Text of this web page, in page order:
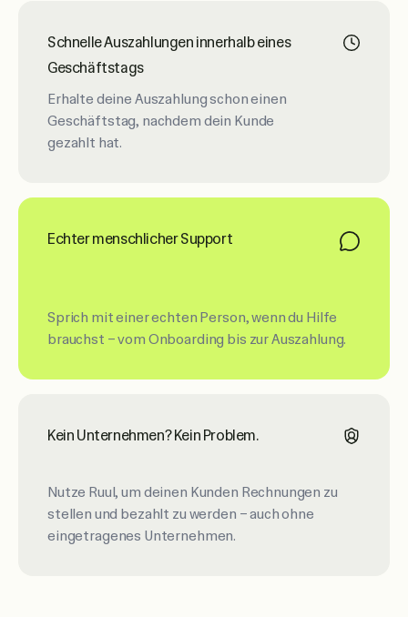
Echter menschlicher Support
Sprich mit einer echten Person, wenn du Hilfe
brauchst – vom Onboarding bis zur Auszahlung.
Kein Unternehmen? Kein Problem.
Nutze Ruul, um deinen Kunden Rechnungen zu
stellen und bezahlt zu werden – auch ohne
eingetragenes Unternehmen.
Schnelle Auszahlungen innerhalb eines
Geschäftstags
Erhalte deine Auszahlung schon einen
Geschäftstag, nachdem dein Kunde
gezahlt hat.